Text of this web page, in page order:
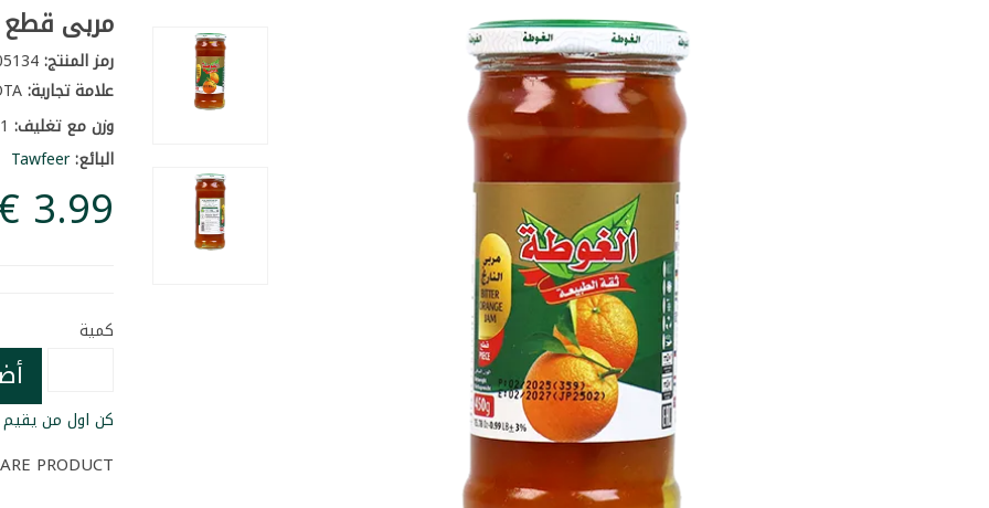
مربى قطع
رمز المنتج:405134
علامة تجارية:ALGOTA
وزن مع تغليف:1 كغ
البائع:Tawfeer
كمية
كن اول من يقيم
PRODUCT